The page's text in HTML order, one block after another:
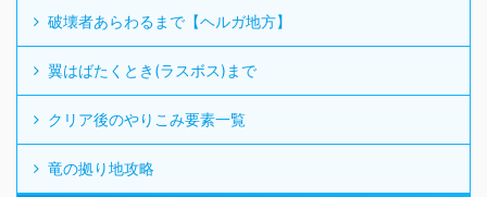
破壊者あらわるまで【ヘルガ地方】
翼はばたくとき(ラスボス)まで
クリア後のやりこみ要素一覧
竜の拠り地攻略